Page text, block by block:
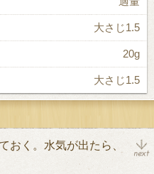
大さじ1.5
20g
大さじ1.5
おく。水気が出たら、